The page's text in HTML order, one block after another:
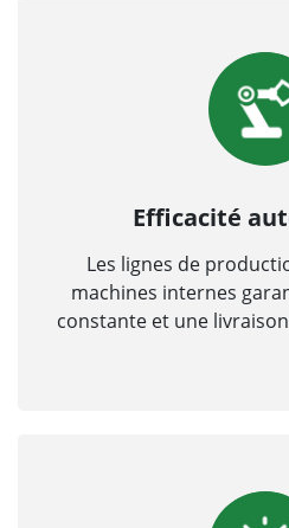
Efficacité
Les lignes de
machines internes
constante et une